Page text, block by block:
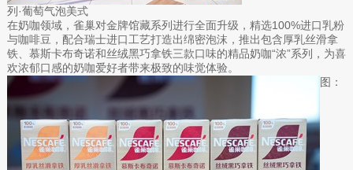
列·葡萄气泡美式
在奶咖领域，雀巢对金牌馆藏系列进行全面升级，精选100%进口乳粉
与咖啡豆，配合瑞士进口工艺打造出绵密泡沫，推出包含厚乳丝滑拿
铁、慕斯卡布奇诺和丝绒黑巧拿铁三款口味的精品奶咖“浓”系列，为喜
欢浓郁口感的奶咖爱好者带来极致的味觉体验。
图：